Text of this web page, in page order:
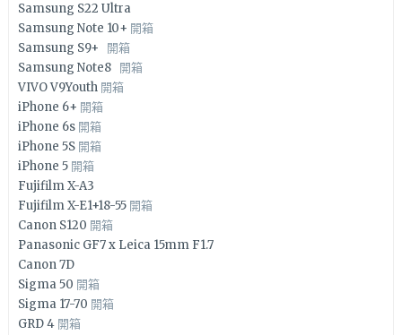
Samsung S22 Ultra
Samsung Note 10+ 開箱
Samsung S9+ 開箱
Samsung Note8 開箱
VIVO V9Youth 開箱
iPhone 6+ 開箱
iPhone 6s 開箱
iPhone 5S 開箱
iPhone 5 開箱
Fujifilm X-A3
Fujifilm X-E1+18-55 開箱
Canon S120 開箱
Panasonic GF7 x Leica 15mm F1.7
Canon 7D
Sigma 50 開箱
Sigma 17-70 開箱
GRD 4 開箱